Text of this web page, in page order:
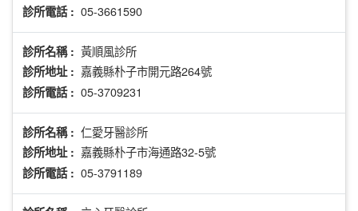
診所電話 : 05-3661590
診所名稱 : 黃順風診所
診所地址 : 嘉義縣朴子市開元路264號
診所電話 : 05-3709231
診所名稱 : 仁愛牙醫診所
診所地址 : 嘉義縣朴子市海通路32-5號
診所電話 : 05-3791189